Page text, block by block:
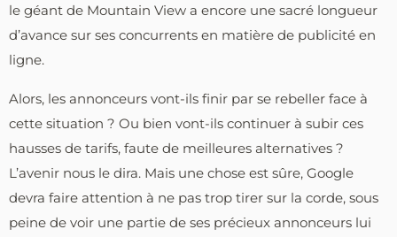
le géant de Mountain View a encore une sacré longueur
d’avance sur ses concurrents en matière de publicité en
ligne.
Alors, les annonceurs vont-ils finir par se rebeller face à
cette situation ? Ou bien vont-ils continuer à subir ces
hausses de tarifs, faute de meilleures alternatives ?
L’avenir nous le dira. Mais une chose est sûre, Google
devra faire attention à ne pas trop tirer sur la corde, sous
peine de voir une partie de ses précieux annonceurs lui